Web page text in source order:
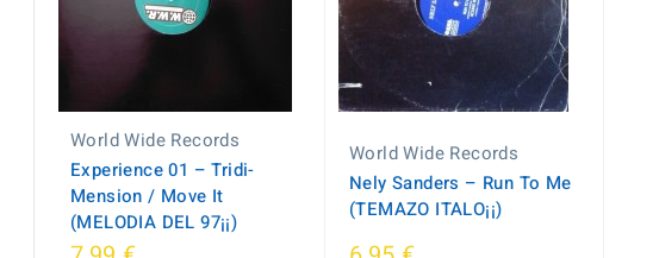
World Wide Records
Experience 01 ‎– Tridi-
Mension / Move It
(MELODIA DEL 97¡¡)
World Wide Records
Nely Sanders – Run To Me
(TEMAZO ITALO¡¡)